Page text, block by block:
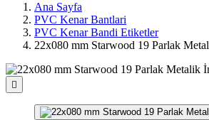
Ana Sayfa
PVC Kenar Bantlari
PVC Kenar Bandi Etiketler
22x080 mm Starwood 19 Parlak
